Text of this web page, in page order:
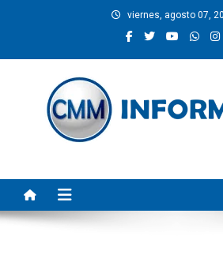
viernes, agosto 07,